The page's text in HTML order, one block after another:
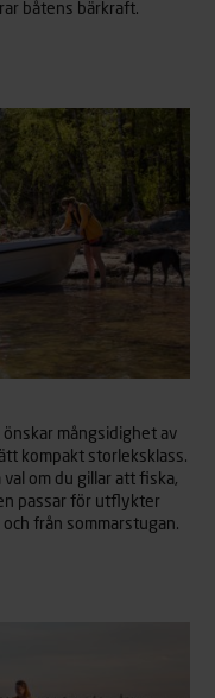
båtens bärkraft.
önskar mångsidighet av
kompakt storleksklass.
om du gillar att fiska,
passar för utflykter
från sommarstugan.